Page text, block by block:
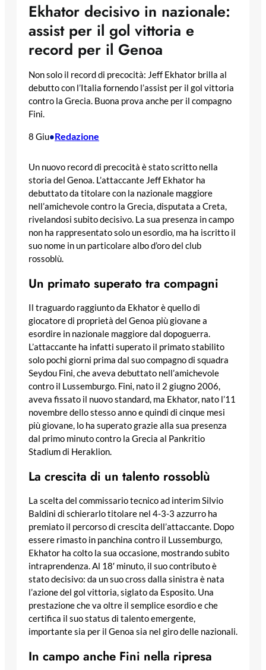
Ekhator decisivo in nazionale:
assist per il gol vittoria e
record per il Genoa
Non solo il record di precocità: Jeff Ekhator brilla al
debutto con l’Italia fornendo l’assist per il gol vittoria
contro la Grecia. Buona prova anche per il compagno
Fini.
8 Giu•Redazione
Un nuovo record di precocità è stato scritto nella
storia del Genoa. L’attaccante Jeff Ekhator ha
debuttato da titolare con la nazionale maggiore
nell’amichevole contro la Grecia, disputata a Creta,
rivelandosi subito decisivo. La sua presenza in campo
non ha rappresentato solo un esordio, ma ha iscritto il
suo nome in un particolare albo d’oro del club
rossoblù.
Un primato superato tra compagni
Il traguardo raggiunto da Ekhator è quello di
giocatore di proprietà del Genoa più giovane a
esordire in nazionale maggiore dal dopoguerra.
L’attaccante ha infatti superato il primato stabilito
solo pochi giorni prima dal suo compagno di squadra
Seydou Fini, che aveva debuttato nell’amichevole
contro il Lussemburgo. Fini, nato il 2 giugno 2006,
aveva fissato il nuovo standard, ma Ekhator, nato l’11
novembre dello stesso anno e quindi di cinque mesi
più giovane, lo ha superato grazie alla sua presenza
dal primo minuto contro la Grecia al Pankritio
Stadium di Heraklion.
La crescita di un talento rossoblù
La scelta del commissario tecnico ad interim Silvio
Baldini di schierarlo titolare nel 4-3-3 azzurro ha
premiato il percorso di crescita dell’attaccante. Dopo
essere rimasto in panchina contro il Lussemburgo,
Ekhator ha colto la sua occasione, mostrando subito
intraprendenza. Al 18′ minuto, il suo contributo è
stato decisivo: da un suo cross dalla sinistra è nata
l’azione del gol vittoria, siglato da Esposito. Una
prestazione che va oltre il semplice esordio e che
certifica il suo status di talento emergente,
importante sia per il Genoa sia nel giro delle nazionali.
In campo anche Fini nella ripresa